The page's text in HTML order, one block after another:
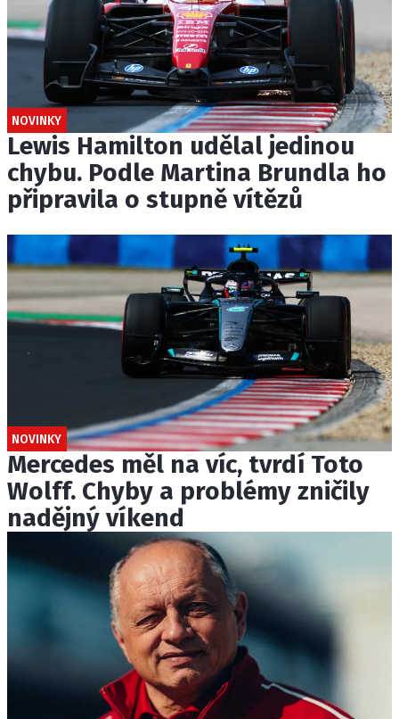
NOVINKY
Lewis Hamilton udělal jedinou
chybu. Podle Martina Brundla ho
připravila o stupně vítězů
NOVINKY
Mercedes měl na víc, tvrdí Toto
Wolff. Chyby a problémy zničily
nadějný víkend